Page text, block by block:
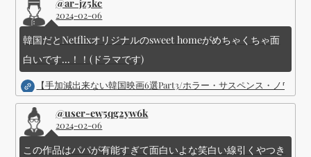
@ar-jz5kc
2024-02-06
韓国だとNetflixオリジナルのsweet homeがめちゃくちゃ面
白いです...！！(ドラマです)
【手加減出来ない韓国映画6選Part3/ホラー・サスペンス・ノワー
@user-ew5qg2yw6k
2024-02-06
この作品はパパが有能すぎて面白いよな笑白い線引くやつき